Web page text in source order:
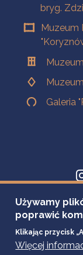
bryg.
Muzeum
Galeria
Używamy
poprawić
Klikając przycisk
Więcej